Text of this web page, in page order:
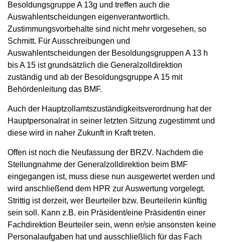
Besoldungsgruppe A 13g und treffen auch die
Auswahlentscheidungen eigenverantwortlich.
Zustimmungsvorbehalte sind nicht mehr vorgesehen, so
Schmitt. Für Ausschreibungen und
Auswahlentscheidungen der Besoldungsgruppen A 13 h
bis A 15 ist grundsätzlich die Generalzolldirektion
zuständig und ab der Besoldungsgruppe A 15 mit
Behördenleitung das BMF.
Auch der Hauptzollamtszuständigkeitsverordnung hat der
Hauptpersonalrat in seiner letzten Sitzung zugestimmt und
diese wird in naher Zukunft in Kraft treten.
Offen ist noch die Neufassung der BRZV. Nachdem die
Stellungnahme der Generalzolldirektion beim BMF
eingegangen ist, muss diese nun ausgewertet werden und
wird anschließend dem HPR zur Auswertung vorgelegt.
Strittig ist derzeit, wer Beurteiler bzw. Beurteilerin künftig
sein soll. Kann z.B. ein Präsident/eine Präsidentin einer
Fachdirektion Beurteiler sein, wenn er/sie ansonsten keine
Personalaufgaben hat und ausschließlich für das Fach